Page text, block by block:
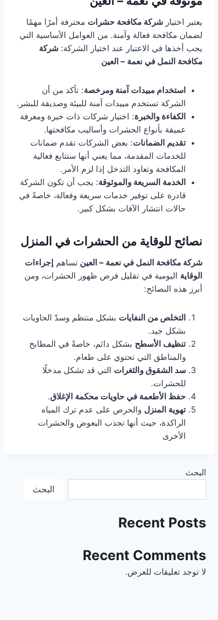
يعتبر اختيار شركة مكافحة حشرات محترفة أمرًا مهمًا
لضمان مكافحة فعالة وآمنة. من العوامل الأساسية التي
يجب أخذها في الاعتبار عند اختيار الشركة: شركة
مكافحة النمل في نعمة – العين
استخدام مبيدات آمنة ومرخصة: تأكد من أن
الشركة تستخدم مبيدات آمنة للبيئة وصديقة للبشر.
الكفاءة والخبرة: اختيار شركات ذات خبرة ومعرفة
عميقة بأنواع الحشرات وأساليب مكافحتها.
تقديم الضمانات: بعض الشركات تقدم ضمانات
للخدمات المقدمة، مما يعني أنها ستتابع فعالية
المكافحة وتعاود التدخل إذا لزم الأمر.
الخدمة السريعة والموثوقة: يجب أن تكون الشركة
قادرة على توفير خدمات سريعة وفعالة، خاصةً في
حالات انتشار الآفات بشكل كبير.
نصائح للوقاية من الحشرات في المنزل
شركة مكافحة النمل في نعمة – العين تساهم إجراءات
الوقاية اليومية في تقليل فرص ظهور الحشرات، ومن
أبرز هذه النصائح:
التخلص من النفايات بشكل منتظم وسدّ الحاويات
بشكل جيد.
تنظيف الأسطح بشكل دائم، خاصةً في المطابخ
والمناطق التي تحتوي على طعام.
سد الشقوق والثغرات التي قد تشكل مدخلًا
للحشرات.
حفظ الأطعمة في حاويات محكمة الإغلاق.
تهوية المنزل والحرص على عدم ترك المياه
الراكدة، حيث أنها تجذب البعوض والحشرات
الأخرى
البحث
البحث
Recent Posts
Recent Comments
لا توجد تعليقات للعرض.